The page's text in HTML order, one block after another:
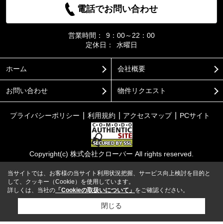
電話でお問い合わせ
営業時間：
9：00～22：00
定休日：
水曜日
ホーム 会社概要
お問い合わせ 物件リクエスト
プライバシーポリシー 利用規約 アクセスマップ PCサイト
Copyright(c) 株式会社クローバー All rights reserved.
当サイトでは、お客様の当サイト利用状況把握、サービス向上検討を目的と
して、クッキー（Cookie）を使用しています。
詳しくは、当社の 「Cookieの取扱いについて」 をご確認ください。
閉じる